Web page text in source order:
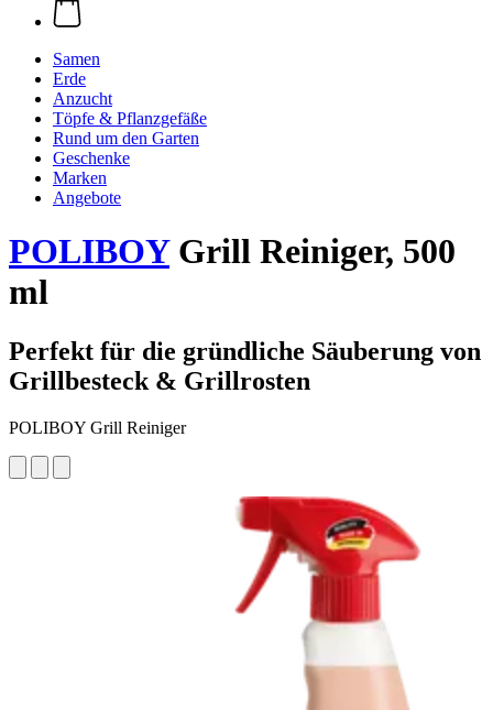
Samen
Erde
Anzucht
Töpfe & Pflanzgefäße
Rund um den Garten
Geschenke
Marken
Angebote
POLIBOYGrill Reiniger, 500
ml
Perfekt für die gründliche Säuberung von
Grillbesteck & Grillrosten
POLIBOY Grill Reiniger